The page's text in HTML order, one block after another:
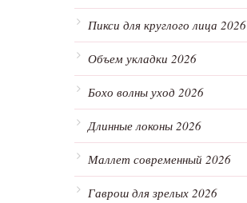
Пикси для круглого лица 2026
Объем укладки 2026
Бохо волны уход 2026
Длинные локоны 2026
Маллет современный 2026
Гаврош для зрелых 2026